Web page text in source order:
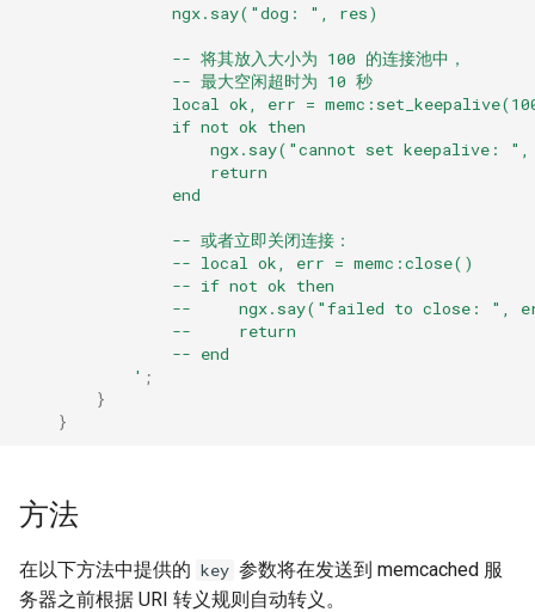
hmac-secure-link
image-filter
                ngx.say("dog: ", res)
                -- 将其放入大小为 100 的连接池中，
                -- 最大空闲超时为 10 秒
local ok, err =
                if not ok then
ngx.say("cannot set keepalive:
                    return
                end
                -- 或者立即关闭连接：
                -- local ok, err = memc:close()
                -- if not ok then
--     ngx.say("failed to close: ",
                --     return
                -- end
            '
;
}
}
方法
在以下方法中提供的 key 参数将在发送到 memcached 服
务器之前根据 URI 转义规则自动转义。